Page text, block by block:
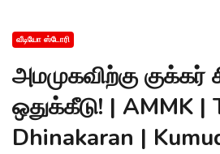
வீடியோ ஸ்டோரி
அமமுகவிற்கு
ஒதுக்கீடு! | AMMK |
Dhinakaran |